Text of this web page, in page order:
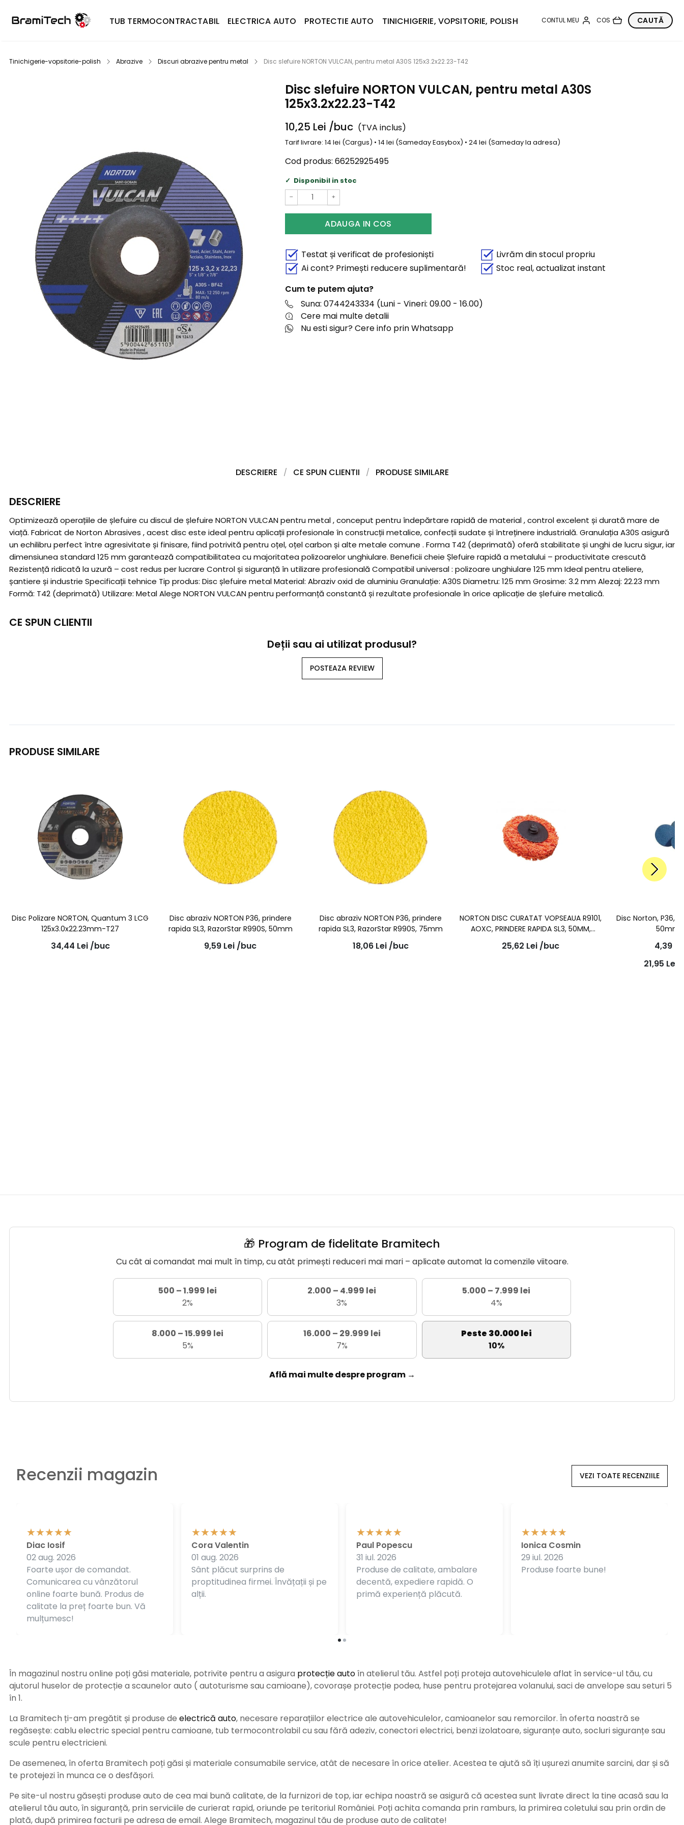
TUB TERMOCONTRACTABIL ELECTRICA AUTO PROTECTIE AUTO TINICHIGERIE, VOPSITORIE, POLISH
Tinichigerie-vopsitorie-polish Abrazive Discuri abrazive pentru metal Disc slefuire NORTON VULCAN, pentru metal A30S 125x3.2x22.23-T42
Disc slefuire NORTON VULCAN, pentru metal A30S
125x3.2x22.23-T42
10,25 Lei /buc (TVA inclus)
Tarif livrare: 14 lei (Cargus) • 14 lei (Sameday Easybox) • 24 lei (Sameday la adresa)
Cod produs: 66252925495
Disponibil in stoc
− +
ADAUGA IN COS
Testat și verificat de profesioniști
Livrăm din stocul propriu
Ai cont? Primești reducere suplimentară!
Stoc real, actualizat instant
Cum te putem ajuta?
Suna: 0744243334 (Luni - Vineri: 09.00 - 16.00)
Cere mai multe detalii
Nu esti sigur? Cere info prin Whatsapp
DESCRIERE CE SPUN CLIENTII PRODUSE SIMILARE
DESCRIERE
Optimizează operațiile de șlefuire cu discul de șlefuire NORTON VULCAN pentru metal , conceput pentru îndepărtare rapidă de material , control excelent și durată mare de
viață. Fabricat de Norton Abrasives , acest disc este ideal pentru aplicații profesionale în construcții metalice, confecții sudate și întreținere industrială. Granulația A30S asigură
un echilibru perfect între agresivitate și finisare, fiind potrivită pentru oțel, oțel carbon și alte metale comune . Forma T42 (deprimată) oferă stabilitate și unghi de lucru sigur, iar
dimensiunea standard 125 mm garantează compatibilitatea cu majoritatea polizoarelor unghiulare. Beneficii cheie Șlefuire rapidă a metalului – productivitate crescută
Rezistență ridicată la uzură – cost redus per lucrare Control și siguranță în utilizare profesională Compatibil universal : polizoare unghiulare 125 mm Ideal pentru ateliere,
șantiere și industrie Specificații tehnice Tip produs: Disc șlefuire metal Material: Abraziv oxid de aluminiu Granulație: A30S Diametru: 125 mm Grosime: 3.2 mm Alezaj: 22.23 mm
Formă: T42 (deprimată) Utilizare: Metal Alege NORTON VULCAN pentru performanță constantă și rezultate profesionale în orice aplicație de șlefuire metalică.
CE SPUN CLIENTII
Deții sau ai utilizat produsul?
POSTEAZA REVIEW
PRODUSE SIMILARE
Disc Polizare NORTON, Quantum 3 LCG
125x3.0x22.23mm-T27
34,44 Lei /buc
Disc abraziv NORTON P36, prindere
rapida SL3, RazorStar R990S, 50mm
9,59 Lei /buc
Disc abraziv NORTON P36, prindere
rapida SL3, RazorStar R990S, 75mm
18,06 Lei /buc
NORTON DISC CURATAT VOPSEAUA R9101,
AOXC, PRINDERE RAPIDA SL3, 50MM,
PORTOCALIU
25,62 Lei /buc
Disc Norton, P36,
50mm,
4,39
21,95 Lei
🎁 Program de fidelitate Bramitech
Cu cât ai comandat mai mult în timp, cu atât primești reduceri mai mari – aplicate automat la comenzile viitoare.
500 – 1.999 lei
2%
2.000 – 4.999 lei
3%
5.000 – 7.999 lei
4%
8.000 – 15.999 lei
5%
16.000 – 29.999 lei
7%
Peste 30.000 lei
10%
Află mai multe despre program →
Recenzii magazin VEZI TOATE RECENZIILE
Foarte ușor de comandat.
Comunicarea cu vânzătorul
online foarte bună. Produs de
calitate la preț foarte bun. Vă
mulțumesc!
Diac Iosif
02 aug. 2026
Sânt plăcut surprins de
proptitudinea firmei. Învățații și pe
alții.
Cora Valentin
01 aug. 2026
Produse de calitate, ambalare
decentă, expediere rapidă. O
primă experiență plăcută.
Paul Popescu
31 iul. 2026
Produse foarte bune!
Ionica Cosmin
29 iul. 2026
În magazinul nostru online poți găsi materiale, potrivite pentru a asigura protecție autoîn atelierul tău. Astfel poți proteja autovehiculele aflat în service-ul tău, cu
ajutorul huselor de protecție a scaunelor auto ( autoturisme sau camioane), covorașe protecție podea, huse pentru protejarea volanului, saci de anvelope sau seturi 5
în 1.
La Bramitech ți-am pregătit și produse de electrică auto, necesare reparațiilor electrice ale autovehiculelor, camioanelor sau remorcilor. În oferta noastră se
regăsește: cablu electric special pentru camioane, tub termocontrolabil cu sau fără adeziv, conectori electrici, benzi izolatoare, siguranțe auto, socluri siguranțe sau
scule pentru electricieni.
De asemenea, în oferta Bramitech poți găsi și materiale consumabile service, atât de necesare în orice atelier. Acestea te ajută să îți ușurezi anumite sarcini, dar și să
te protejezi în munca ce o desfășori.
Pe site-ul nostru găsești produse auto de cea mai bună calitate, de la furnizori de top, iar echipa noastră se asigură că acestea sunt livrate direct la tine acasă sau la
atelierul tău auto, în siguranță, prin serviciile de curierat rapid, oriunde pe teritoriul României. Poți achita comanda prin ramburs, la primirea coletului sau prin ordin de
plată, după primirea facturii pe adresa de email. Alege Bramitech, magazinul tău de produse auto de calitate!